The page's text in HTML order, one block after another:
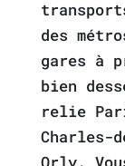
des
gares à
bien
relie
Charles-